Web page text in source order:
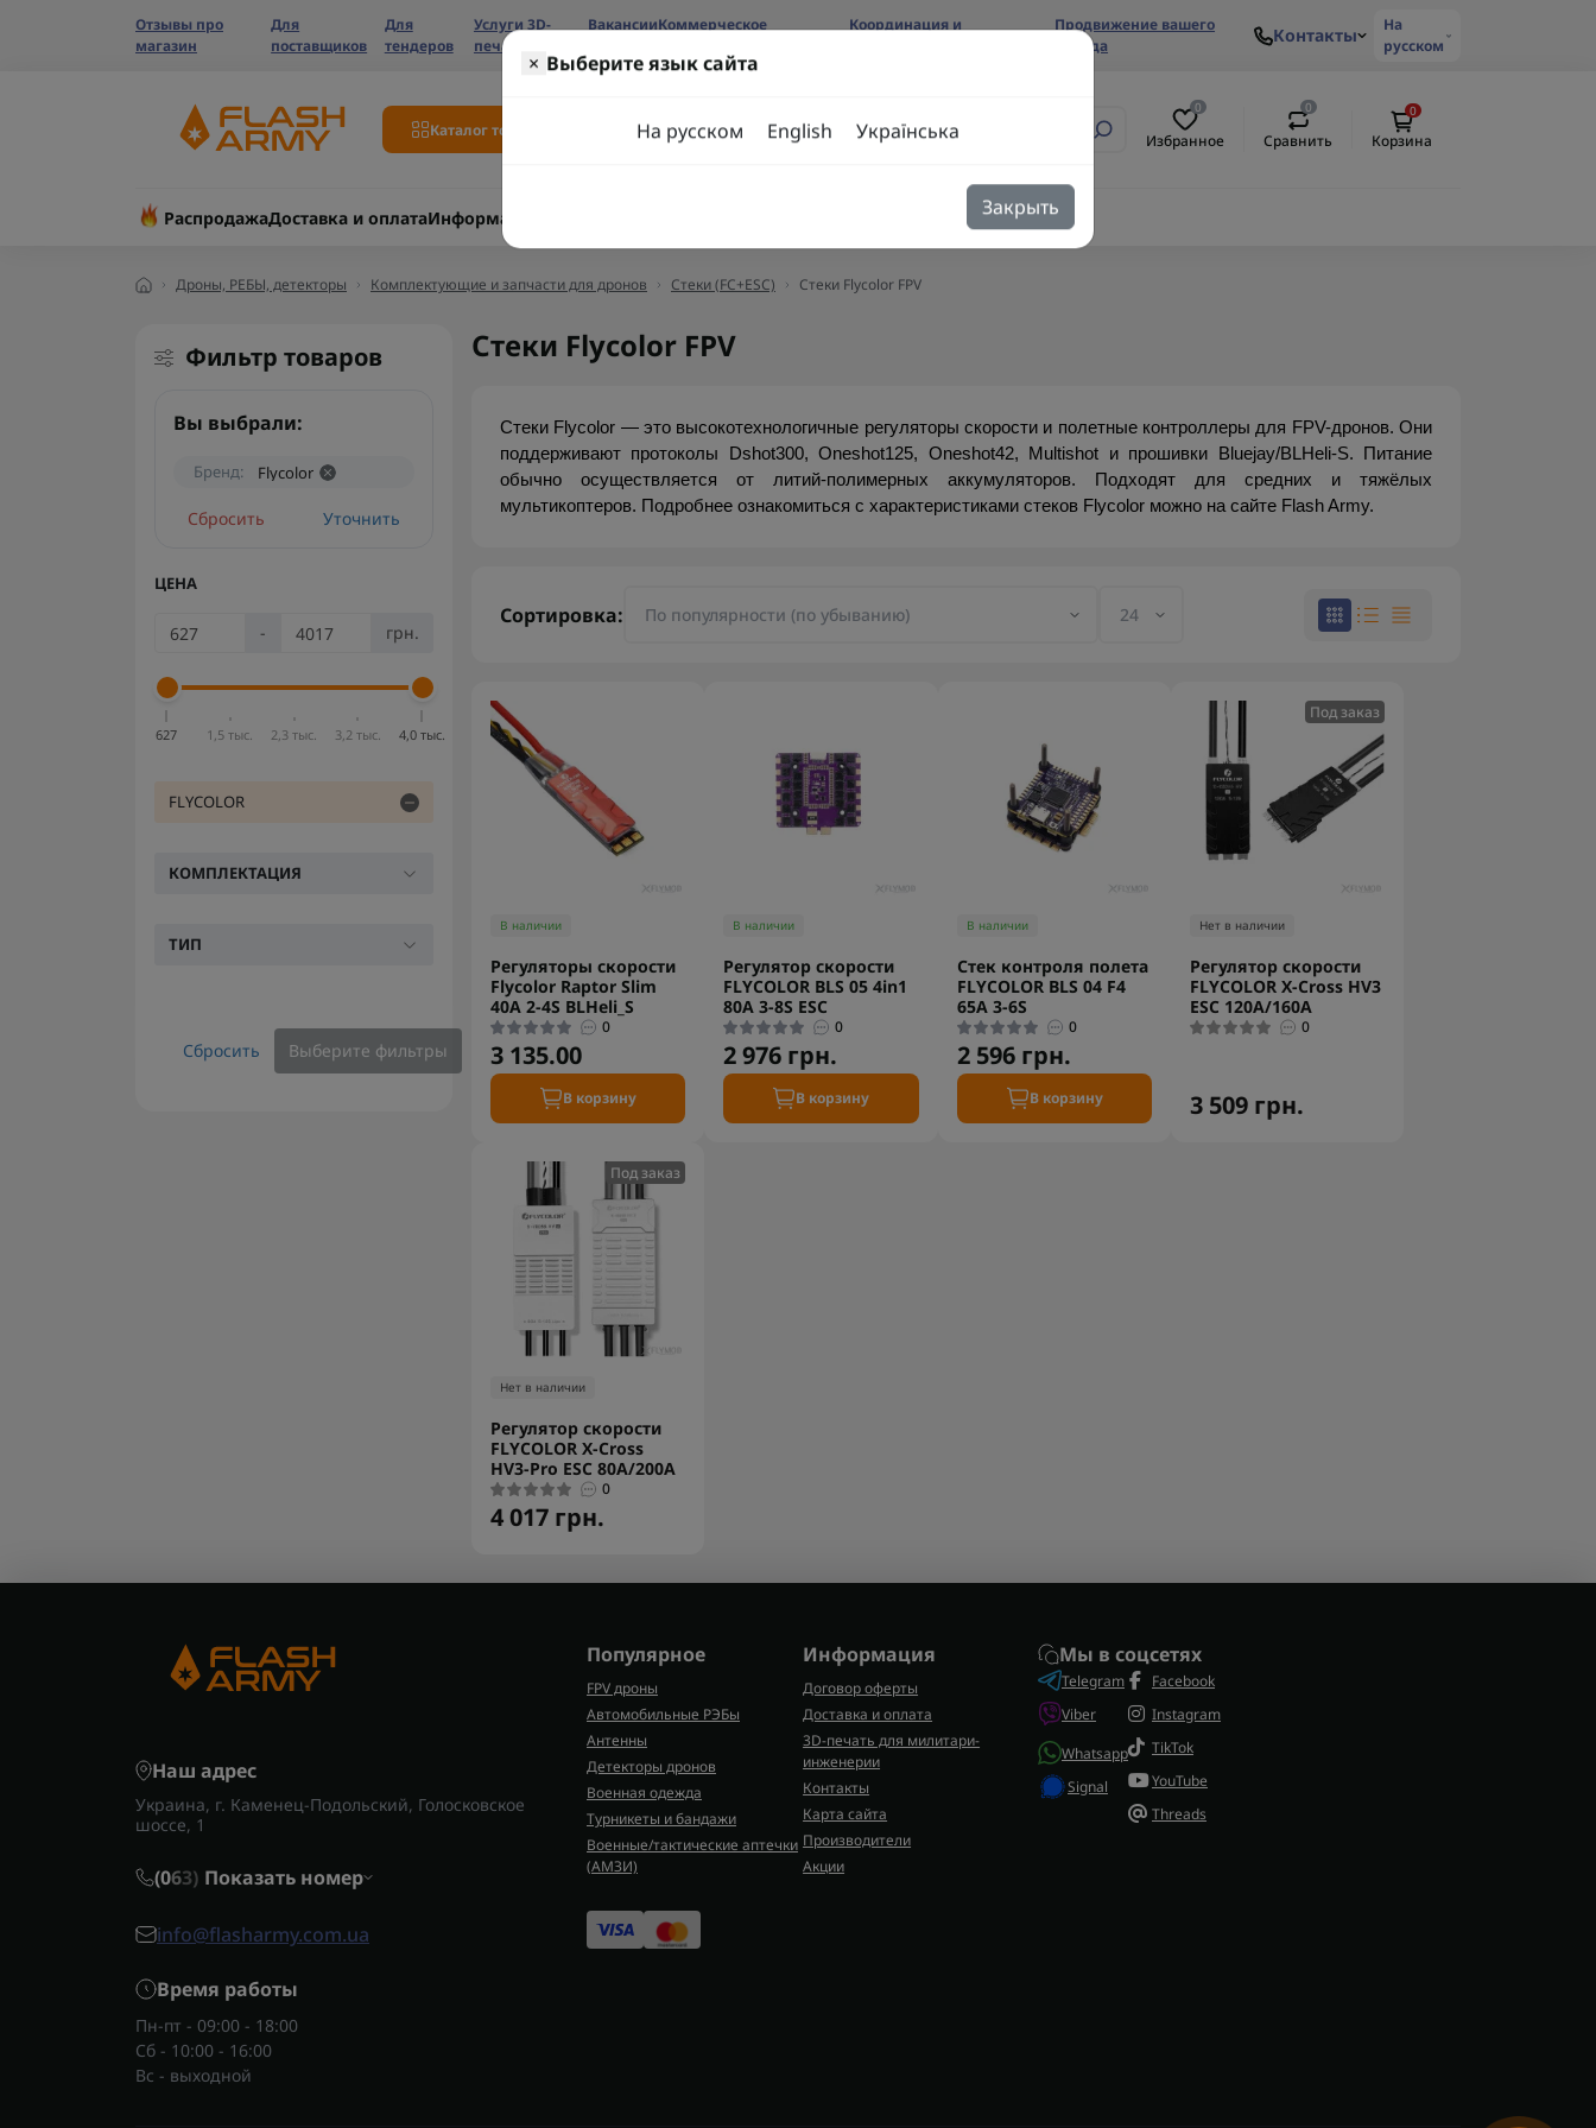
Отзывы про
магазин
Для
поставщиков
Для
тендеров
Услуги 3D-
печати
ВакансииКоммерческое
Координация и
Продвижение вашего
бренда
Контакты
На
русском
Каталог товаров
0
Избранное
0
Сравнить
0
Корзина
РаспродажаДоставка и оплатаИнформация
Дроны, РЕБЫ, детекторы Комплектующие и запчасти для дронов Стеки (FC+ESC) Стеки Flycolor FPV
× Выберите язык сайта
На русском English Українська
Закрыть
Фильтр товаров
Вы выбрали:
Бренд: Flycolor
Сбросить Уточнить
ЦЕНА
- грн.
627 1,5 тыс. 2,3 тыс. 3,2 тыс. 4,0 тыс.
FLYCOLOR
КОМПЛЕКТАЦИЯ
ТИП
Сбросить Выберите фильтры
Стеки Flycolor FPV
Стеки Flycolor — это высокотехнологичные регуляторы скорости и полетные контроллеры для FPV-дронов. Они
поддерживают протоколы Dshot300, Oneshot125, Oneshot42, Multishot и прошивки Bluejay/BLHeli-S. Питание
обычно осуществляется от литий-полимерных аккумуляторов. Подходят для средних и тяжёлых
мультикоптеров. Подробнее ознакомиться с характеристиками стеков Flycolor можно на сайте Flash Army.
Сортировка:
В наличии
Регуляторы скорости
Flycolor Raptor Slim
40A 2-4S BLHeli_S
0
3 135.00
В корзину
В наличии
Регулятор скорости
FLYCOLOR BLS 05 4in1
80A 3-8S ESC
0
2 976 грн.
В корзину
В наличии
Стек контроля полета
FLYCOLOR BLS 04 F4
65A 3-6S
0
2 596 грн.
В корзину
Под заказ
Нет в наличии
Регулятор скорости
FLYCOLOR X-Cross HV3
ESC 120A/160A
0
3 509 грн.
Под заказ
Нет в наличии
Регулятор скорости
FLYCOLOR X-Cross
HV3-Pro ESC 80A/200A
0
4 017 грн.
Наш адрес
Украина, г. Каменец-Подольский, Голосковское
шоссе, 1
(063) Показать номер
info@flasharmy.com.ua
Время работы
Пн-пт - 09:00 - 18:00
Сб - 10:00 - 16:00
Вс - выходной
Популярное
FPV дроны
Автомобильные РЭБы
Антенны
Детекторы дронов
Военная одежда
Турникеты и бандажи
Военные/тактические аптечки
(AMЗИ)
Информация
Договор оферты
Доставка и оплата
3D-печать для милитари-
инженерии
Контакты
Карта сайта
Производители
Акции
Мы в соцсетях
Telegram
Viber
Whatsapp
Signal
Facebook
Instagram
TikTok
YouTube
Threads